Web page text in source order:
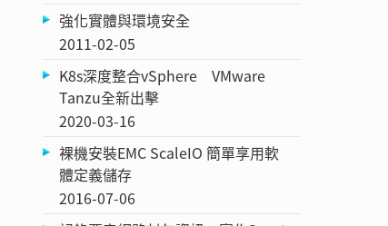
強化實體與環境安全
2011-02-05
K8s深度整合vSphere VMware
Tanzu全新出擊
2020-03-16
裸機安裝EMC ScaleIO 簡單享用軟
體定義儲存
2016-07-06